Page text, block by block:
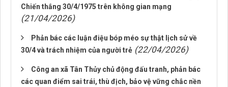
Chiến thắng 30/4/1975 trên không gian mạng
(21/04/2026)
Phản bác các luận điệu bóp méo sự thật lịch sử về
30/4 và trách nhiệm của người trẻ (22/04/2026)
Công an xã Tân Thủy chủ động đấu tranh, phản bác
các quan điểm sai trái, thù địch, bảo vệ vững chắc nền